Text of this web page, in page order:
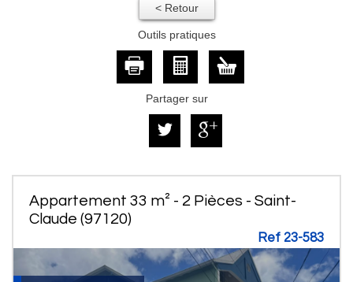
< Retour
Outils pratiques
Partager sur
Appartement 33 m² - 2 Pièces - Saint-
Claude (97120)
Ref 23-583